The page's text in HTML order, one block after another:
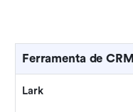
Ferramenta de CRM
Lark